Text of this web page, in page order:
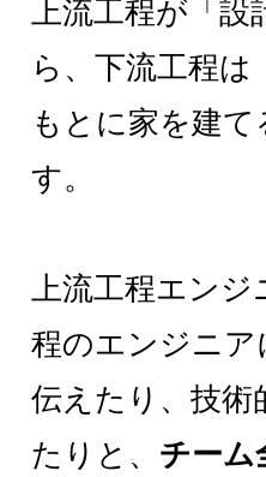
上流工程が「設
ら、下流工程は
もとに家を建て
す。
上流工程エンジ
程のエンジニア
伝えたり、技術
たりと、 チーム